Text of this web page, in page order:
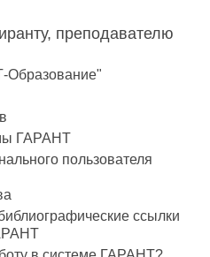
преподавателю
Образование"
ГАРАНТ
пользователя
ссылки